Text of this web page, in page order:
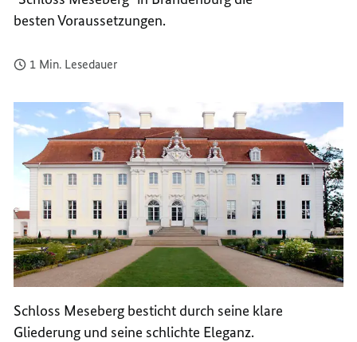
besten Voraussetzungen.
1 Min. Lesedauer
Schloss Meseberg besticht durch seine klare
Gliederung und seine schlichte Eleganz.